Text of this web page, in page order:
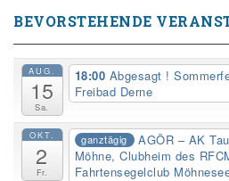
BEVORSTEHENDE
AUG.
15
Sa.
18:00 Abgesagt !
Freibad Derne
OKT.
2
Fr.
ganztägig AGÖR – AK
Möhne, Clubheim des
Fahrtensegelclub